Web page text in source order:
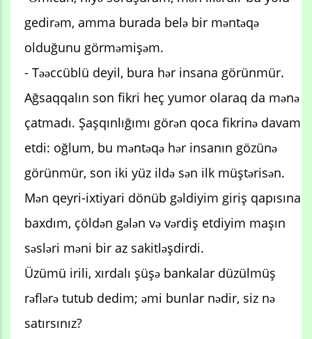
gedirəm, amma burada belə bir məntəqə
olduğunu görməmişəm.
- Təəccüblü deyil, bura hər insana görünmür.
Ağsaqqalın son fikri heç yumor olaraq da mənə
çatmadı. Şaşqınlığımı görən qoca fikrinə davam
etdi: oğlum, bu məntəqə hər insanın gözünə
görünmür, son iki yüz ildə sən ilk müştərisən.
Mən qeyri-ixtiyari dönüb gəldiyim giriş qapısına
baxdım, çöldən gələn və vərdiş etdiyim maşın
səsləri məni bir az sakitləşdirdi.
Üzümü irili, xırdalı şüşə bankalar düzülmüş
rəflərə tutub dedim; əmi bunlar nədir, siz nə
satırsınız?